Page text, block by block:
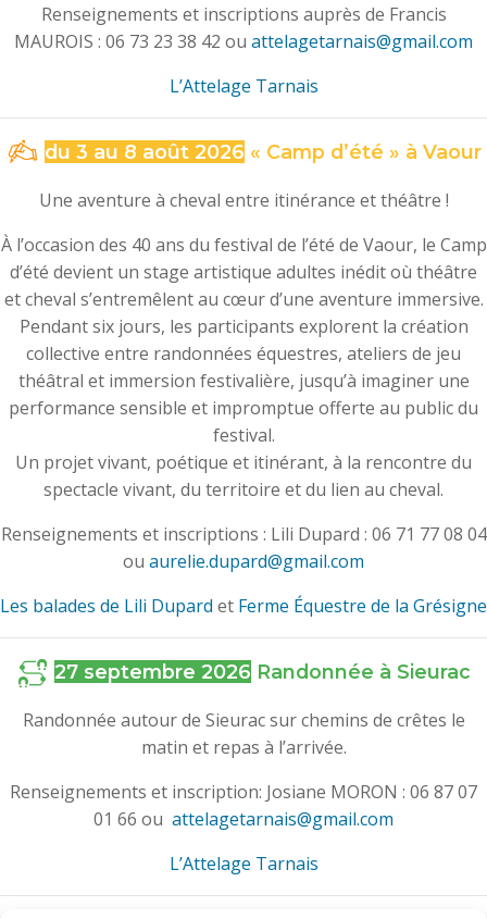
Renseignements et inscriptions auprès de Francis
MAUROIS : 06 73 23 38 42 ou attelagetarnais@gmail.com
L’Attelage Tarnais
du 3 au 8 août 2026 « Camp d’été » à Vaour
Une aventure à cheval entre itinérance et théâtre !
À l’occasion des 40 ans du festival de l’été de Vaour, le Camp
d’été devient un stage artistique adultes inédit où théâtre
et cheval s’entremêlent au cœur d’une aventure immersive.
Pendant six jours, les participants explorent la création
collective entre randonnées équestres, ateliers de jeu
théâtral et immersion festivalière, jusqu’à imaginer une
performance sensible et impromptue offerte au public du
festival.
Un projet vivant, poétique et itinérant, à la rencontre du
spectacle vivant, du territoire et du lien au cheval.
Renseignements et inscriptions : Lili Dupard : 06 71 77 08 04
ou aurelie.dupard@gmail.com
Les balades de Lili Dupard et Ferme Équestre de la Grésigne
27 septembre 2026 Randonnée à Sieurac
Randonnée autour de Sieurac sur chemins de crêtes le
matin et repas à l’arrivée.
Renseignements et inscription: Josiane MORON : 06 87 07
01 66 ou attelagetarnais@gmail.com
L’Attelage Tarnais